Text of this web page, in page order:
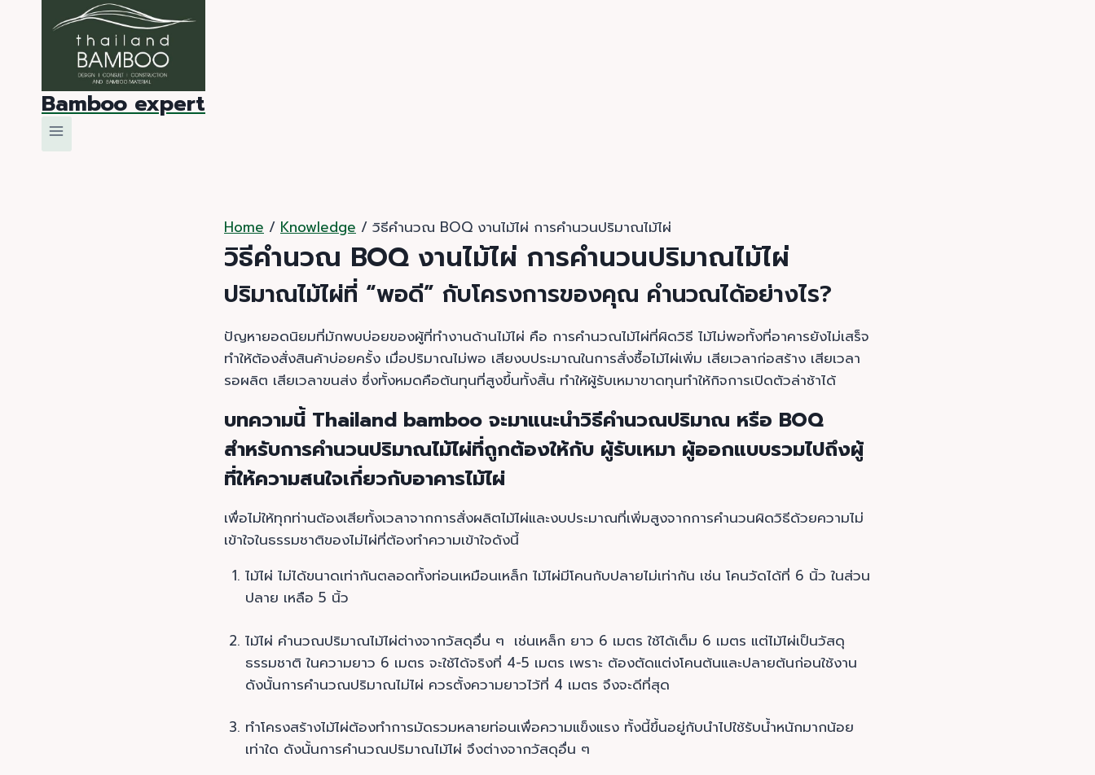
Bamboo expert
Home / Knowledge / วิธีคำนวณ BOQ งานไม้ไผ่ การคำนวนปริมาณไม้ไผ่
วิธีคำนวณ BOQ งานไม้ไผ่ การคำนวนปริมาณไม้ไผ่
ปริมาณไม้ไผ่ที่ “พอดี” กับโครงการของคุณ คำนวณได้อย่างไร?
ปัญหายอดนิยมที่มักพบบ่อยของผู้ที่ทำงานด้านไม้ไผ่ คือ การคำนวณไม้ไผ่ที่ผิดวิธี ไม้ไม่พอทั้งที่อาคารยังไม่เสร็จ
ทำให้ต้องสั่งสินค้าบ่อยครั้ง เมื่อปริมาณไม่พอ เสียงบประมาณในการสั่งซื้อไม้ไผ่เพิ่ม เสียเวลาก่อสร้าง เสียเวลา
รอผลิต เสียเวลาขนส่ง ซึ่งทั้งหมดคือต้นทุนที่สูงขึ้นทั้งสิ้น ทำให้ผู้รับเหมาขาดทุนทำให้กิจการเปิดตัวล่าช้าได้
บทความนี้ Thailand bamboo จะมาแนะนำวิธีคำนวณปริมาณ หรือ BOQ
สำหรับการคำนวนปริมาณไม้ไผ่ที่ถูกต้องให้กับ ผู้รับเหมา ผู้ออกแบบรวมไปถึงผู้
ที่ให้ความสนใจเกี่ยวกับอาคารไม้ไผ่
เพื่อไม่ให้ทุกท่านต้องเสียทั้งเวลาจากการสั่งผลิตไม้ไผ่และงบประมาณที่เพิ่มสูงจากการคำนวนผิดวิธีด้วยความไม่
เข้าใจในธรรมชาติของไม่ไผ่ที่ต้องทำความเข้าใจดังนี้
ไม้ไผ่ ไม่ได้ขนาดเท่ากันตลอดทั้งท่อนเหมือนเหล็ก ไม้ไผ่มีโคนกับปลายไม่เท่ากัน เช่น โคนวัดได้ที่ 6 นิ้ว ในส่วน
ปลาย เหลือ 5 นิ้ว
ไม้ไผ่ คำนวณปริมาณไม้ไผ่ต่างจากวัสดุอื่น ๆ เช่นเหล็ก ยาว 6 เมตร ใช้ได้เต็ม 6 เมตร แต่ไม้ไผ่เป็นวัสดุ
ธรรมชาติ ในความยาว 6 เมตร จะใช้ได้จริงที่ 4-5 เมตร เพราะ ต้องตัดแต่งโคนต้นและปลายต้นก่อนใช้งาน
ดังนั้นการคำนวณปริมาณไม่ไผ่ ควรตั้งความยาวไว้ที่ 4 เมตร จึงจะดีที่สุด
ทำโครงสร้างไม้ไผ่ต้องทำการมัดรวมหลายท่อนเพื่อความแข็งแรง ทั้งนี้ขึ้นอยู่กับนำไปใช้รับน้ำหนักมากน้อย
เท่าใด ดังนั้นการคำนวณปริมาณไม้ไผ่ จึงต่างจากวัสดุอื่น ๆ